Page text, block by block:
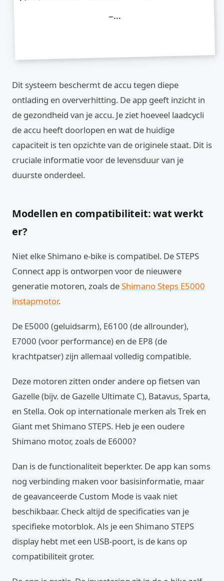
–...
Dit systeem beschermt de accu tegen diepe
ontlading en oververhitting. De app geeft inzicht in
de gezondheid van je accu. Je ziet hoeveel laadcycli
de accu heeft doorlopen en wat de huidige
capaciteit is ten opzichte van de originele staat. Dit is
cruciale informatie voor de levensduur van je
duurste onderdeel.
Modellen en compatibiliteit: wat werkt
er?
Niet elke Shimano e-bike is compatibel. De STEPS
Connect app is ontworpen voor de nieuwere
generatie motoren, zoals deShimano Steps E5000
instapmotor.
De E5000 (geluidsarm), E6100 (de allrounder),
E7000 (voor performance) en de EP8 (de
krachtpatser) zijn allemaal volledig compatible.
Deze motoren zitten onder andere op fietsen van
Gazelle (bijv. de Gazelle Ultimate C), Batavus, Sparta,
en Stella. Ook op internationale merken als Trek en
Giant met Shimano STEPS. Heb je een oudere
Shimano motor, zoals de E6000?
Dan is de functionaliteit beperkter. De app kan soms
nog verbinding maken voor basisinformatie, maar
de geavanceerde Custom Mode is vaak niet
beschikbaar. Check altijd de specificaties van je
specifieke motorblok. Als je een Shimano STEPS
display hebt met een USB-poort, is de kans op
compatibiliteit groter.